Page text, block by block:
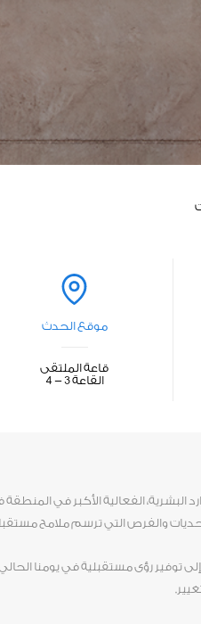
موقع الحدث
قاعة الملتقى
القاعة 3 - 4
البشرية، الفعالية الأكبر في
والفرص التي ترسم ملامح
توفير رؤى مستقبلية في يومنا